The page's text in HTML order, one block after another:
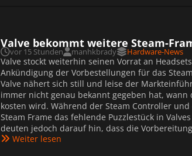
Valve bekommt weitere Steam-
vor 15 Stunden manhkbrady Hardware-News
Valve stockt weiterhin seinen Vorrat an
Ankündigung der Vorbestellungen für das
Valve nähert sich still und leise der
immer nicht genau bekannt gegeben hat,
kosten wird. Während der Steam Controller
Steam Frame das fehlende Puzzlestück in
deuten jedoch darauf hin, dass die
Weiter lesen